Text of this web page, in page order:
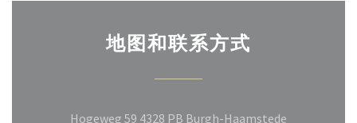
地图和联系方式
Hogeweg 59 4328 PB Burgh-Haamstede